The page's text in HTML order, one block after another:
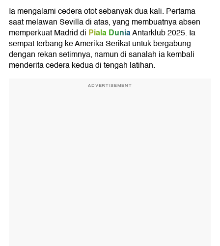
Ia mengalami cedera otot sebanyak dua kali. Pertama
saat melawan Sevilla di atas, yang membuatnya absen
memperkuat Madrid di Piala DuniaAntarklub 2025. Ia
sempat terbang ke Amerika Serikat untuk bergabung
dengan rekan setimnya, namun di sanalah ia kembali
menderita cedera kedua di tengah latihan.
ADVERTISEMENT